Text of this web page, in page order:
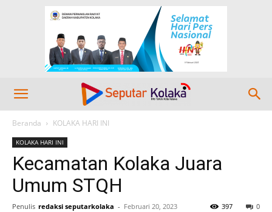
Beranda KOLAKA HARI INI
KOLAKA HARI INI
Kecamatan Kolaka Juara
Umum STQH
Penulis redaksi seputarkolaka - Februari 20, 2023 0
397